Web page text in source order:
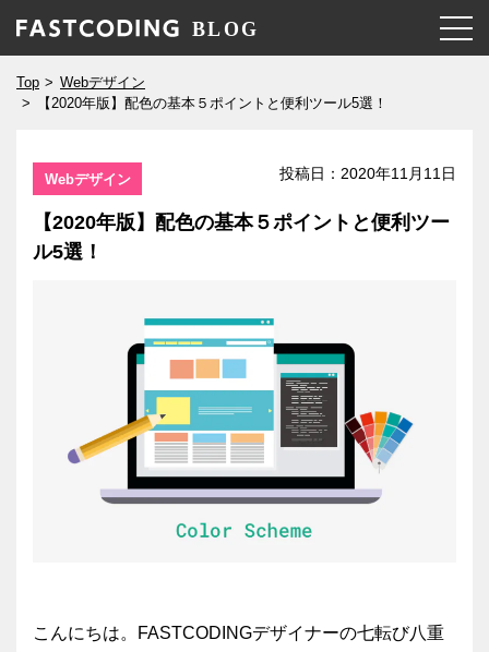
Top
Webデザイン
【2020年版】配色の基本５ポイントと便利ツール5選！
Webデザイン 投稿日： 2020年11月11日
【2020年版】配色の基本５ポイントと便利ツー
ル5選！
こんにちは。FASTCODINGデザイナーの七転び八重